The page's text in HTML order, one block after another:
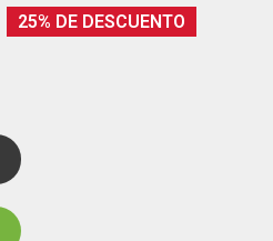
25% DE DESCUENTO